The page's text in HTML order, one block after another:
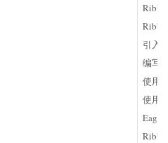
引入
编写
使用
使用
Eager